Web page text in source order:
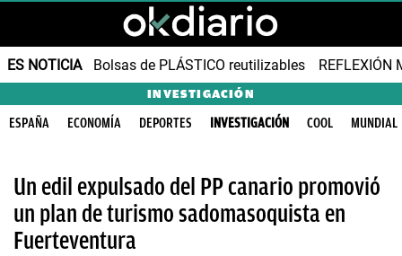
ES NOTICIA Bolsas de PLÁSTICO reutilizables REFLEXIÓN
INVESTIGACIÓN
ESPAÑA ECONOMÍA DEPORTES INVESTIGACIÓN COOL MUNDIAL
Un edil expulsado del PP canario promovió
un plan de turismo sadomasoquista en
Fuerteventura